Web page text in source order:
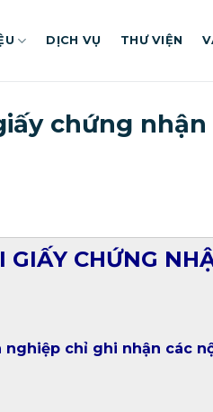
DỊCH VỤ THƯ VIỆN
chứng
CHỨNG
chỉ ghi nhận các